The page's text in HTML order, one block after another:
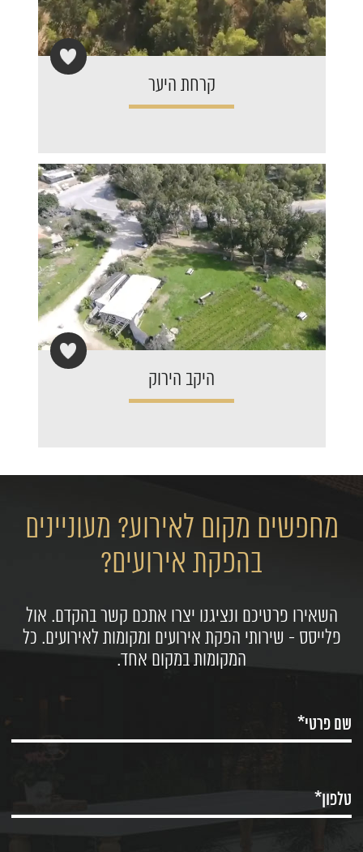
קרחת היער
היקב הירוק
מחפשים מקום לאירוע? מעוניינים
בהפקת אירועים?
השאירו פרטיכם ונציגנו יצרו אתכם קשר בהקדם. אול
פלייסס - שירותי הפקת אירועים ומקומות לאירועים. כל
המקומות במקום אחד.